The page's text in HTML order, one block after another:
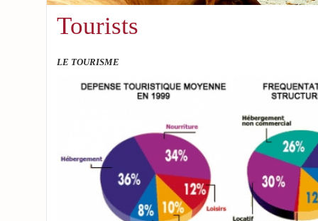
Tourists
LE TOURISME